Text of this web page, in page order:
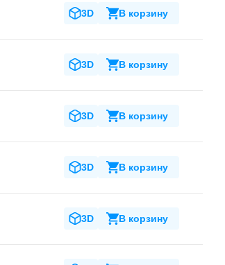
3D В корзину
3D В корзину
3D В корзину
3D В корзину
3D В корзину